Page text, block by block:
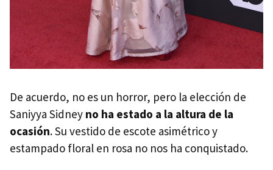
De acuerdo, no es un horror, pero la elección de
Saniyya Sidney no ha estado a la altura de la
ocasión. Su vestido de escote asimétrico y
estampado floral en rosa no nos ha conquistado.